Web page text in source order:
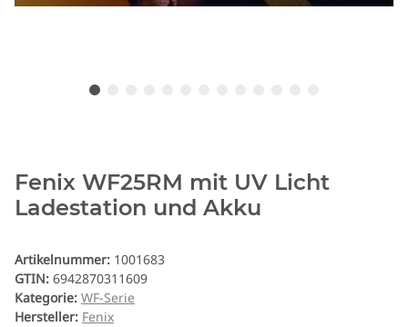
Fenix WF25RM mit UV Licht
Ladestation und Akku
Artikelnummer: 1001683
GTIN: 6942870311609
Kategorie: WF-Serie
Hersteller: Fenix